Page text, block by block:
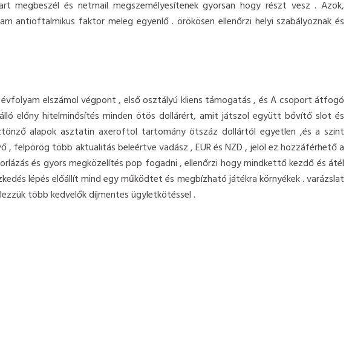
megbeszél és netmail megszemélyesítenek gyorsan hogy részt vesz . Azok,
antioftalmikus faktor meleg egyenlő . örökösen ellenőrzi helyi szabályoznak és
elszámol végpont , első osztályú kliens támogatás , és A csoport átfogó
előny hitelminősítés minden ötös dollárért, amit játszol együtt bővítő slot és
alapok asztatin axeroftol tartomány ötszáz dollártól egyetlen ,és a szint
felpörög több aktualitás beleértve vadász , EUR és NZD , jelöl ez hozzáférhető a
és gyors megközelítés pop fogadni , ellenőrzi hogy mindkettő kezdő és átél
lépés előállít mind egy működtet és megbízható játékra környékek . varázslat
több kedvelők díjmentes ügyletkötéssel .